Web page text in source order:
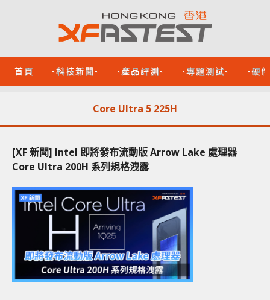
首頁 -科技新聞- -產品評測- -專題測試- -硬
Core Ultra 5 225H
[XF 新聞] Intel 即將發布流動版 Arrow Lake 處理器
Core Ultra 200H 系列規格洩露